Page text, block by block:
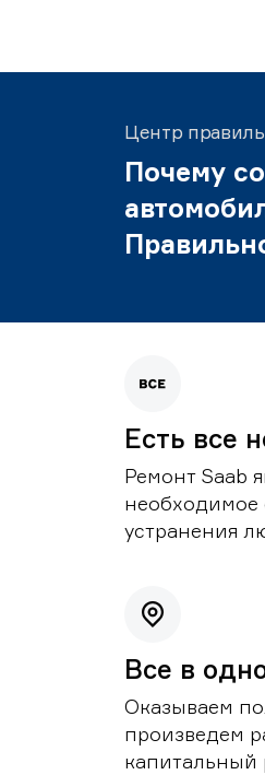
Центр
Почему
Есть все
Ремонт Saab
необходимое
устранения
Все в
Оказываем
произведем
капитальный